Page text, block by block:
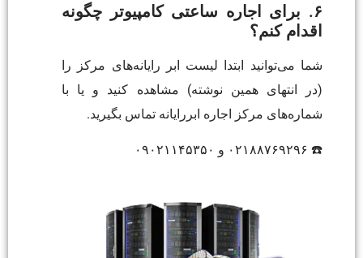
۶. برای اجاره ساعتی کامپیوتر چگونه
اقدام کنم؟
شما می‌توانید ابتدا لیست ابر رایانه‌های مرکز را
(در انتهای همین نوشته) مشاهده کنید و یا با
شماره‌های مرکز اجاره ابررایانه تماس بگیرید.
☎️ ۰۲۱۸۸۷۶۹۲۹۶ و ۰۹۰۲۱۱۴۵۳۵۰